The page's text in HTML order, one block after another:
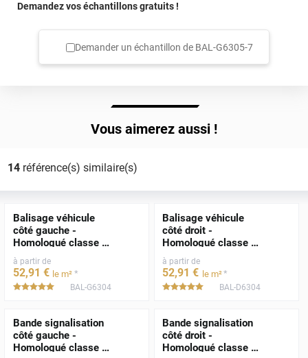
Demandez vos échantillons gratuits !
Demander un échantillon de BAL-G6305-7
Vous aimerez aussi !
14référence(s) similaire(s)
Balisage véhicule
côté gauche -
Homologué classe A
- TPESC A 3117
à partir de
52,91 € le m² *
*****BAL-G6304
Balisage véhicule
côté droit -
Homologué classe A
- TPESC A 3117
à partir de
52,91 € le m²*
*****BAL-D6304
Bande signalisation
côté gauche -
Homologué classe B
Bande signalisation
côté droit -
Homologué classe B